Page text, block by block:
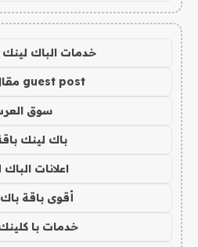
خدمات الباك
guest post مقال ضيف
سوق
باك لينك باقة
اعلانات
أقوى باقة
خدمات با كلينك